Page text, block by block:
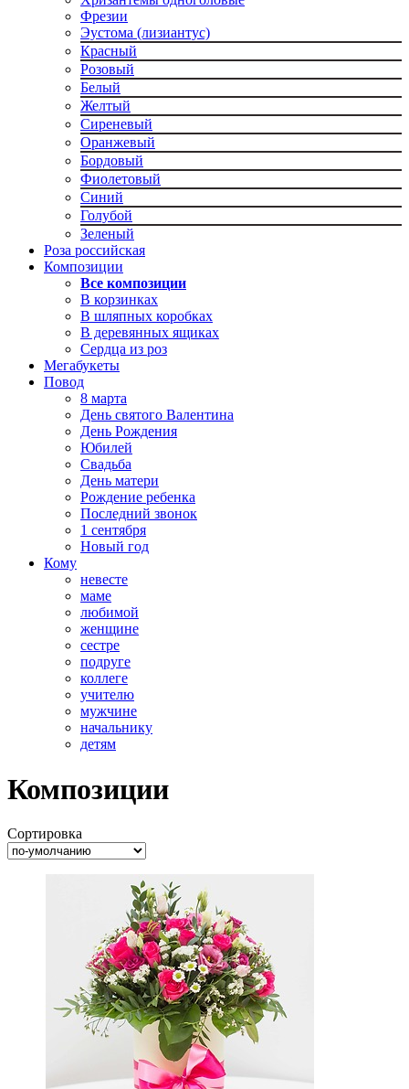
Фрезии
Эустома (лизиантус)
Красный
Розовый
Белый
Желтый
Сиреневый
Оранжевый
Бордовый
Фиолетовый
Синий
Голубой
Зеленый
Роза российская
Композиции
Все композиции
В корзинках
В шляпных коробках
В деревянных ящиках
Сердца из роз
Мегабукеты
Повод
8 марта
День святого Валентина
День Рождения
Юбилей
Свадьба
День матери
Рождение ребенка
Последний звонок
1 сентября
Новый год
Кому
невесте
маме
любимой
женщине
сестре
подруге
коллеге
учителю
мужчине
начальнику
детям
Композиции
Сортировка